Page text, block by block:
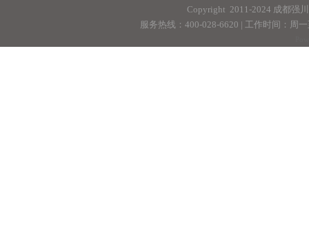
Copyright 2011-2024 成都强
服务热线：400-028-6620 | 工作时间：周